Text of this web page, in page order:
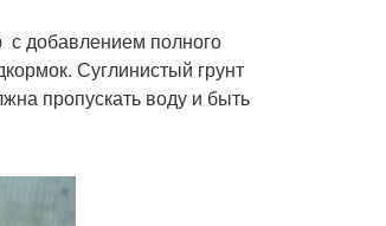
с добавлением полного
Суглинистый грунт
пропускать воду и быть